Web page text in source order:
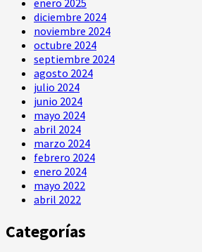
enero 2025
diciembre 2024
noviembre 2024
octubre 2024
septiembre 2024
agosto 2024
julio 2024
junio 2024
mayo 2024
abril 2024
marzo 2024
febrero 2024
enero 2024
mayo 2022
abril 2022
Categorías